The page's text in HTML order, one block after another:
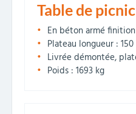
Table de
En béton armé
Plateau longueur :
Livrée démontée,
Poids : 1693 kg